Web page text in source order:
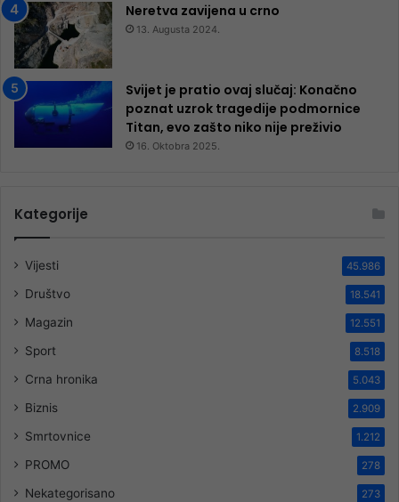
Neretva zavijena u crno
13. Augusta 2024.
Svijet je pratio ovaj slučaj: Konačno
poznat uzrok tragedije podmornice
Titan, evo zašto niko nije preživio
16. Oktobra 2025.
Kategorije
Vijesti 45.986
Društvo 18.541
Magazin 12.551
Sport 8.518
Crna hronika 5.043
Biznis 2.909
Smrtovnice 1.212
PROMO 278
Nekategorisano 273